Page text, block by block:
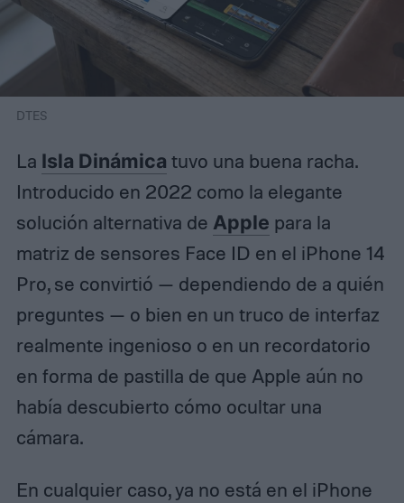
DTES
La Isla Dinámica tuvo una buena racha.
Introducido en 2022 como la elegante
solución alternativa de Apple para la
matriz de sensores Face ID en el iPhone 14
Pro, se convirtió — dependiendo de a quién
preguntes — o bien en un truco de interfaz
realmente ingenioso o en un recordatorio
en forma de pastilla de que Apple aún no
había descubierto cómo ocultar una
cámara.
En cualquier caso, ya no está en el iPhone